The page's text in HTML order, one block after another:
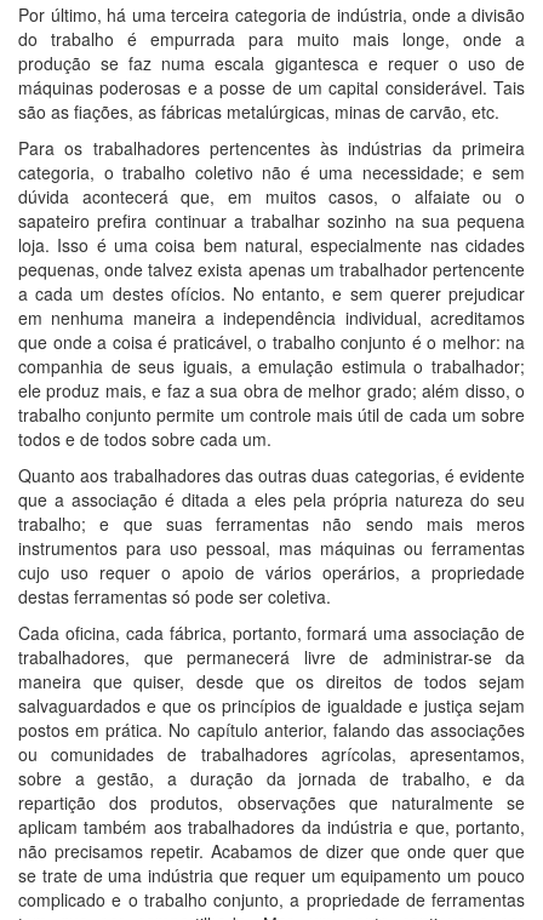
Por último, há uma terceira categoria de indústria, onde a divisão
do trabalho é empurrada para muito mais longe, onde a
produção se faz numa escala gigantesca e requer o uso de
máquinas poderosas e a posse de um capital considerável. Tais
são as fiações, as fábricas metalúrgicas, minas de carvão, etc.
Para os trabalhadores pertencentes às indústrias da primeira
categoria, o trabalho coletivo não é uma necessidade; e sem
dúvida acontecerá que, em muitos casos, o alfaiate ou o
sapateiro prefira continuar a trabalhar sozinho na sua pequena
loja. Isso é uma coisa bem natural, especialmente nas cidades
pequenas, onde talvez exista apenas um trabalhador pertencente
a cada um destes ofícios. No entanto, e sem querer prejudicar
em nenhuma maneira a independência individual, acreditamos
que onde a coisa é praticável, o trabalho conjunto é o melhor: na
companhia de seus iguais, a emulação estimula o trabalhador;
ele produz mais, e faz a sua obra de melhor grado; além disso, o
trabalho conjunto permite um controle mais útil de cada um sobre
todos e de todos sobre cada um.
Quanto aos trabalhadores das outras duas categorias, é evidente
que a associação é ditada a eles pela própria natureza do seu
trabalho; e que suas ferramentas não sendo mais meros
instrumentos para uso pessoal, mas máquinas ou ferramentas
cujo uso requer o apoio de vários operários, a propriedade
destas ferramentas só pode ser coletiva.
Cada oficina, cada fábrica, portanto, formará uma associação de
trabalhadores, que permanecerá livre de administrar-se da
maneira que quiser, desde que os direitos de todos sejam
salvaguardados e que os princípios de igualdade e justiça sejam
postos em prática. No capítulo anterior, falando das associações
ou comunidades de trabalhadores agrícolas, apresentamos,
sobre a gestão, a duração da jornada de trabalho, e da
repartição dos produtos, observações que naturalmente se
aplicam também aos trabalhadores da indústria e que, portanto,
não precisamos repetir. Acabamos de dizer que onde quer que
se trate de uma indústria que requer um equipamento um pouco
complicado e o trabalho conjunto, a propriedade de ferramentas